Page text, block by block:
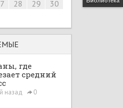
28 29
30
где
средний
назад 0